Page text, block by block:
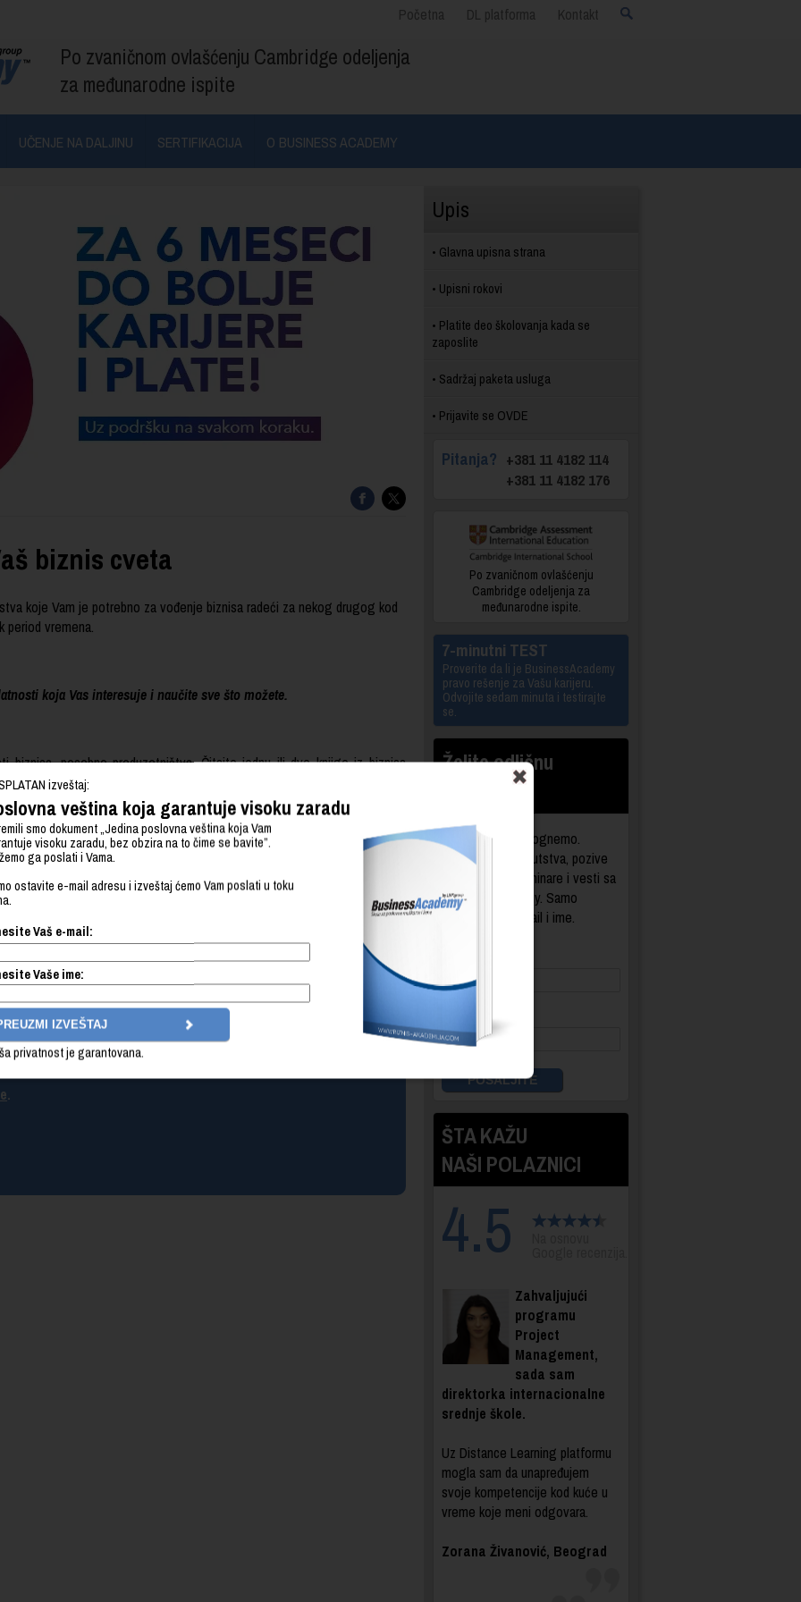
izveštaj:
veština koja garantuje visoku zaradu
smo dokument „Jedina poslovna veština koja Vam
visoku zaradu, bez obzira na to čime se bavite”.
ga poslati i Vama.
ostavite e-mail adresu i izveštaj ćemo Vam poslati u toku
Vaš e-mail:
Vaše ime:
privatnost je garantovana.
Početna DL platforma Kontakt
Po zvaničnom ovlašćenju Cambridge odeljenja
za međunarodne ispite
UČENJE NA DALJINU SERTIFIKACIJA O BUSINESS ACADEMY
biznis cveta
koje Vam je potrebno za vođenje biznisa radeći za nekog drugog kod
period vremena.
koja Vas interesuje i naučite sve što možete.
biznisa, posebno preduzetništva. Čitajte jednu ili dve knjige iz biznisa
možete da dođete.
nemojte prestati da učite i razvijate se.
visoku zaradu
u primeni poslovne veštine koja Vam garantuje visoku zaradu,
izveštaj,kliknite ovde.
rok 2026/27. je u toku.
.
Upis
Glavna upisna strana
Upisni rokovi
Platite deo školovanja kada se
zaposlite
Sadržaj paketa usluga
Prijavite se OVDE
Pitanja? +381 11 4182 114
+381 11 4182 176
Po zvaničnom ovlašćenju
Cambridge odeljenja za
međunarodne ispite.
7-minutni TEST
Proverite da li je BusinessAcademy
pravo rešenje za Vašu karijeru.
Odvojite sedam minuta i testirajte
se.
Želite odličnu
Možemo da pomognemo.
Slaćemo Vam uputstva, pozive
na besplatne seminare i vesti sa
BusinessAcademy. Samo
unesite Vaš e-mail i ime.
ŠTA KAŽU
NAŠI POLAZNICI
4.5
Zahvaljujući
programu
Project
Management,
sada sam
direktorka internacionalne
srednje škole.
Uz Distance Learning platformu
mogla sam da unapređujem
svoje kompetencije kod kuće u
vreme koje meni odgovara.
Zorana Živanović, Beograd